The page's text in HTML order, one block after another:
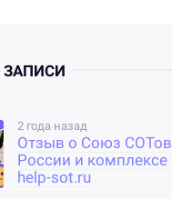
2 года назад
Отзыв о Союз СОТов
России и комплексе
help-sot.ru